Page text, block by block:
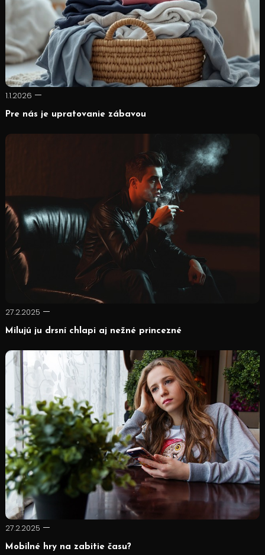
1.1.2026
Pre nás je upratovanie zábavou
27.2.2025
Milujú ju drsní chlapi aj nežné princezné
27.2.2025
Mobilné hry na zabitie času?